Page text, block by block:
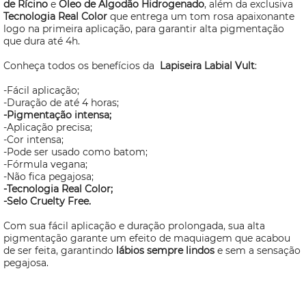
de Rícino e Óleo de Algodão Hidrogenado, além da exclusiva
Tecnologia Real Color que entrega um tom rosa apaixonante
logo na primeira aplicação, para garantir alta pigmentação
que dura até 4h.
Conheça todos os benefícios da Lapiseira Labial Vult:
-Fácil aplicação;
-Duração de até 4 horas;
-Pigmentação intensa;
-Aplicação precisa;
-Cor intensa;
-Pode ser usado como batom;
-Fórmula vegana;
-Não fica pegajosa;
-Tecnologia Real Color;
-Selo Cruelty Free.
Com sua fácil aplicação e duração prolongada, sua alta
pigmentação garante um efeito de maquiagem que acabou
de ser feita, garantindo lábios sempre lindos e sem a sensação
pegajosa.